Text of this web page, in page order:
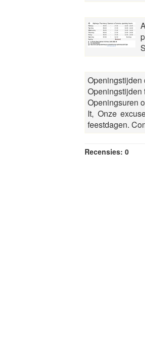
Openingstijden
Openingstijden
Openingsuren
It, Onze
feestdagen.
Recensies: 0